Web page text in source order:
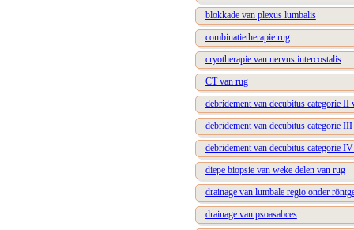
blokkade van plexus lumbalis
combinatietherapie rug
cryotherapie van nervus intercostalis
CT van rug
debridement van decubitus categorie II
debridement van decubitus categorie
debridement van decubitus categorie
diepe biopsie van weke delen van rug
drainage van lumbale regio onder
drainage van psoasabces